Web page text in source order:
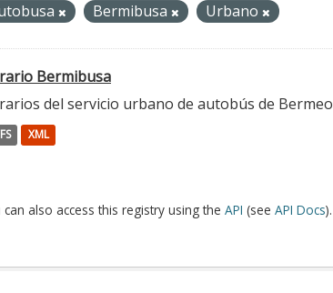
Bermibusa Urbano
Bermibusa
del servicio urbano de autobús de Bermeo
XML
can also access this registry using the API (see API Docs).